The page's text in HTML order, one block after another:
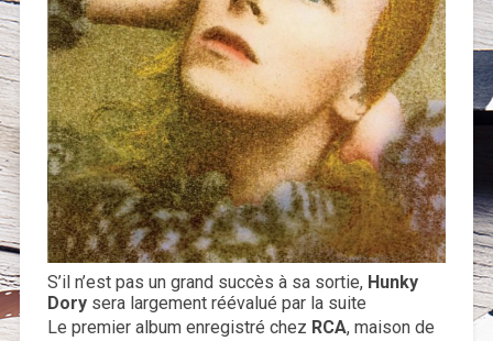
S’il n’est pas un grand succès à sa sortie, Hunky
Dorysera largement réévalué par la suite
Le premier album enregistré chez RCA, maison de